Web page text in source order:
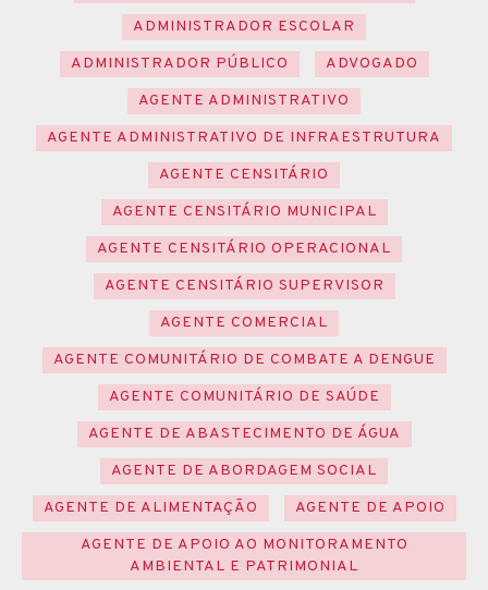
ADMINISTRADOR ESCOLAR
ADMINISTRADOR PÚBLICO
ADVOGADO
AGENTE ADMINISTRATIVO
AGENTE ADMINISTRATIVO DE INFRAESTRUTURA
AGENTE CENSITÁRIO
AGENTE CENSITÁRIO MUNICIPAL
AGENTE CENSITÁRIO OPERACIONAL
AGENTE CENSITÁRIO SUPERVISOR
AGENTE COMERCIAL
AGENTE COMUNITÁRIO DE COMBATE A DENGUE
AGENTE COMUNITÁRIO DE SAÚDE
AGENTE DE ABASTECIMENTO DE ÁGUA
AGENTE DE ABORDAGEM SOCIAL
AGENTE DE ALIMENTAÇÃO
AGENTE DE APOIO
AGENTE DE APOIO AO MONITORAMENTO
AMBIENTAL E PATRIMONIAL